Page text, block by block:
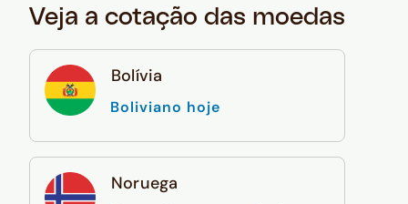
Veja a cotação das moedas
Bolívia
Boliviano hoje
Noruega